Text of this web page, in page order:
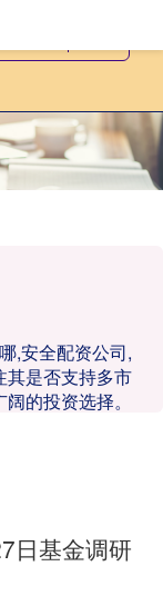
,安全配资公司,
其是否支持多市
的投资选择。
日基金调研